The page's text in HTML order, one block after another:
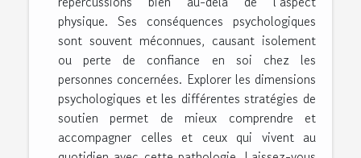
physique. Ses conséquences psychologiques
sont souvent méconnues, causant isolement
ou perte de confiance en soi chez les
personnes concernées. Explorer les dimensions
psychologiques et les différentes stratégies de
soutien permet de mieux comprendre et
accompagner celles et ceux qui vivent au